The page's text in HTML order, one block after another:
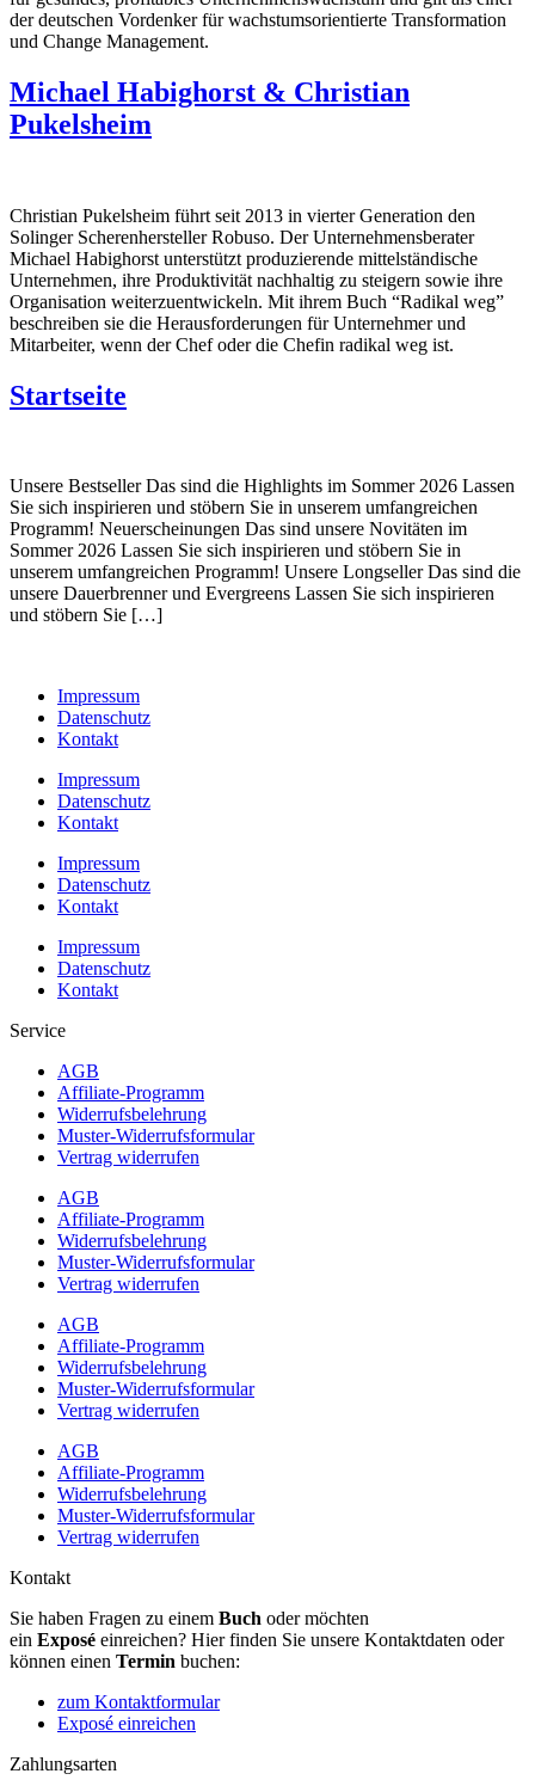
der deutschen Vordenker für wachstumsorientierte Transformation
und Change Management.
Michael Habighorst & Christian
Pukelsheim
Christian Pukelsheim führt seit 2013 in vierter Generation den
Solinger Scherenhersteller Robuso. Der Unternehmensberater
Michael Habighorst unterstützt produzierende mittelständische
Unternehmen, ihre Produktivität nachhaltig zu steigern sowie ihre
Organisation weiterzuentwickeln. Mit ihrem Buch “Radikal weg”
beschreiben sie die Herausforderungen für Unternehmer und
Mitarbeiter, wenn der Chef oder die Chefin radikal weg ist.
Startseite
Unsere Bestseller Das sind die Highlights im Sommer 2026 Lassen
Sie sich inspirieren und stöbern Sie in unserem umfangreichen
Programm! Neuerscheinungen Das sind unsere Novitäten im
Sommer 2026 Lassen Sie sich inspirieren und stöbern Sie in
unserem umfangreichen Programm! Unsere Longseller Das sind die
unsere Dauerbrenner und Evergreens Lassen Sie sich inspirieren
und stöbern Sie […]
Impressum
Datenschutz
Kontakt
Impressum
Datenschutz
Kontakt
Impressum
Datenschutz
Kontakt
Impressum
Datenschutz
Kontakt
Service
AGB
Affiliate-Programm
Widerrufsbelehrung
Muster-Widerrufsformular
Vertrag widerrufen
AGB
Affiliate-Programm
Widerrufsbelehrung
Muster-Widerrufsformular
Vertrag widerrufen
AGB
Affiliate-Programm
Widerrufsbelehrung
Muster-Widerrufsformular
Vertrag widerrufen
AGB
Affiliate-Programm
Widerrufsbelehrung
Muster-Widerrufsformular
Vertrag widerrufen
Kontakt
Sie haben Fragen zu einem Buch oder möchten
ein Exposé einreichen? Hier finden Sie unsere Kontaktdaten oder
können einen Termin buchen:
zum Kontaktformular
Exposé einreichen
Zahlungsarten